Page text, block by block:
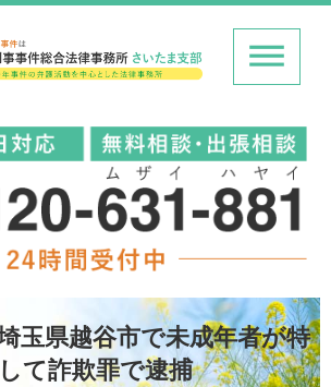
玉県越谷市で未成年者が特
て詐欺罪で逮捕